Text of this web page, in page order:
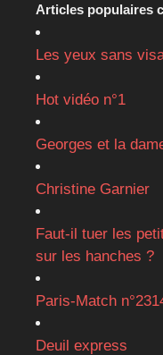
Articles populaires
Les yeux sans
Hot vidéo n°1
Georges et la
Christine Garnier
Faut-il tuer les
sur les hanches ?
Paris-Match
Deuil express